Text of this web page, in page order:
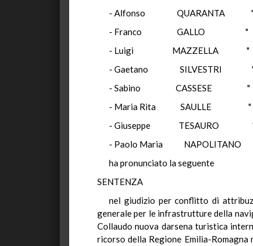
- Alfonso QUARANTA
- Franco GALLO "
- Luigi MAZZELLA "
- Gaetano SILVESTRI
- Sabino CASSESE "
- Maria Rita SAULLE "
- Giuseppe TESAURO
- Paolo Maria
ha pronunciato la seguente
SENTENZA
nel giudizio per conflitto di
generale per le infrastrutture della
Collaudo nuova darsena turistica
ricorso della Regione Emilia-